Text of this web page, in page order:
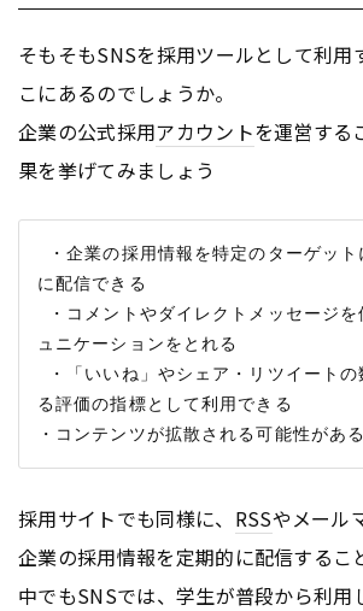
そもそもSNSを採用ツールとして利用
こにあるのでしょうか。
企業の公式採用アカウントを運営する
果を挙げてみましょう
に配信できる
ュニケーションをとれる
る評価の指標として利用できる
採用サイトでも同様に、 RSSやメール
企業の採用情報を定期的に配信するこ
中でもSNSでは、学生が普段から利用